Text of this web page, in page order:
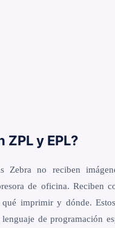
ZPL y EPL?
Zebra no reciben
de oficina. Reciben
imprimir y dónde.
de programación